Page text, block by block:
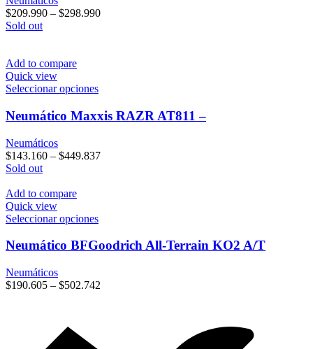
Las
la
página
de
producto
$209.990 – $298.990
Sold out
Add to compare
Quick view
Seleccionar opcionesEste
tiene
múltiples
Las
la
página
de
Neumático Maxxis RAZR AT811 –
Neumáticos
$143.160 – $449.837
Sold out
Add to compare
Quick view
Seleccionar opcionesEste
tiene
Las
Neumático BFGoodrich All-Terrain KO2 A/T
Neumáticos
$190.605 – $502.742